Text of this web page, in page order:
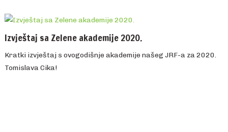
Izvještaj sa Zelene akademije 2020.
Kratki izvještaj s ovogodišnje akademije našeg JRF-a za 2020.
Tomislava Cika!